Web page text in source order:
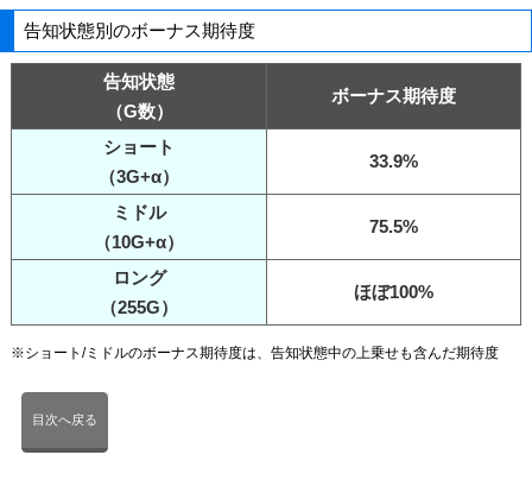
告知状態別のボーナス期待度
告知状態
（G数）
ボーナス期待度
ショート
（3G+α）
33.9%
ミドル
（10G+α）
75.5%
ロング
（255G）
ほぼ100%
※ショート/ミドルのボーナス期待度は、告知状態中の上乗せも含んだ期待度
目次へ戻る